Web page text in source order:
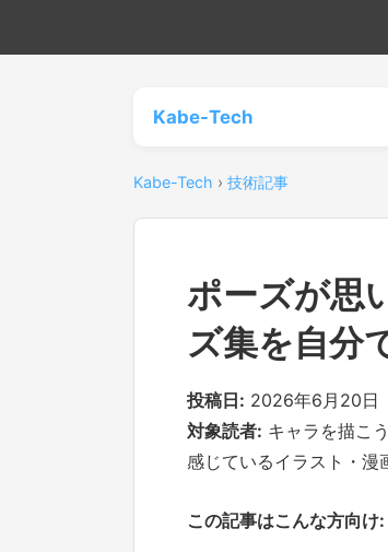
Kabe-Tech
Kabe-Tech › 技術記事
ポーズが思
ズ集を自分
投稿日: 2026年6月20日
対象読者: キャラを描こ
感じているイラスト・漫
この記事はこんな方向け: